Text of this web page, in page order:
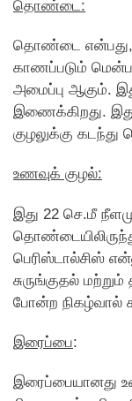
தொண்டை:
தொண்டை என்பது,
காணப்படும்
அமைப்பு ஆகும்.
இணைக்கிறது.
குழலுக்கு கடந்து
உணவுக் குழல்:
இது 22 செ.மீ
பெரிஸ்டால்சிஸ்
சுருங்குதல்
போன்ற நிகழ்வால்
இரைப்பை:
இரைப்பையானது